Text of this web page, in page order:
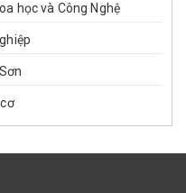
học và Công Nghệ